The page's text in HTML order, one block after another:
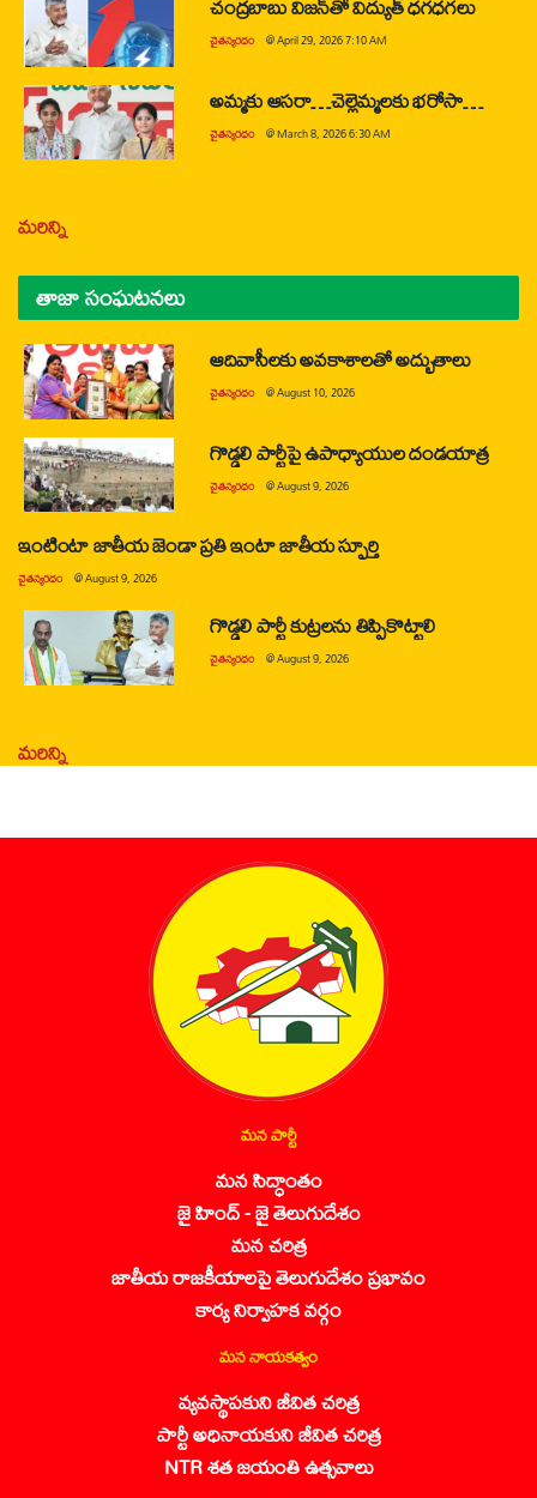
చైతన్యరధం @April 29, 2026 7:10 AM
అమ్మకు ఆసరా…చెల్లెమ్మలకు భరోసా…
చైతన్యరధం @March 8, 2026 6:30 AM
మరిన్ని
తాజా సంఘటనలు
ఆదివాసీలకు అవకాశాలతో అద్భుతాలు
చైతన్యరధం @August 10, 2026
గొడ్డలి పార్టీపై ఉపాధ్యాయుల దండయాత్ర
చైతన్యరధం @August 9, 2026
ఇంటింటా జాతీయ జెండా ప్రతి ఇంటా జాతీయ స్ఫూర్తి
చైతన్యరధం @August 9, 2026
గొడ్డలి పార్టీ కుట్రలను తిప్పికొట్టాలి
చైతన్యరధం @August 9, 2026
మరిన్ని
మన పార్టీ
మన సిద్ధాంతం
జై హింద్ - జై తెలుగుదేశం
మన చరిత్ర
జాతీయ రాజకీయాలపై తెలుగుదేశం ప్రభావం
కార్య నిర్వాహక వర్గం
మన నాయకత్వం
వ్యవస్థాపకుని జీవిత చరిత్ర
పార్టీ అధినాయకుని జీవిత చరిత్ర
NTR శత జయంతి ఉత్సవాలు